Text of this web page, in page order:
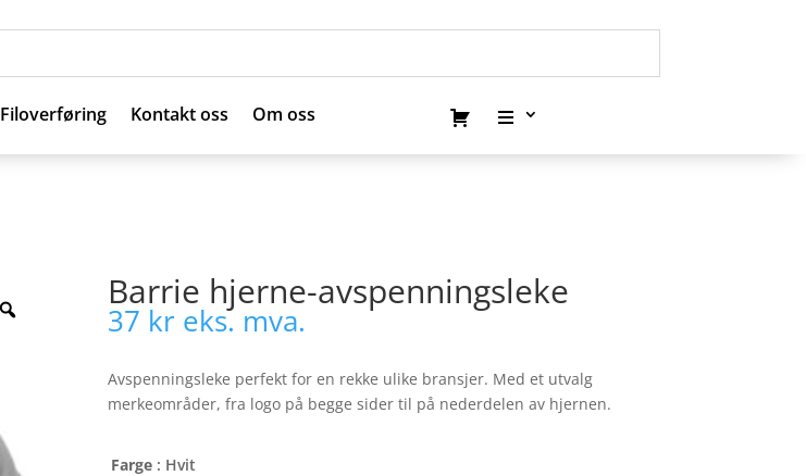
Filoverføring Kontakt oss Om oss
Filoverføring Kontakt oss Om oss
Barrie hjerne-avspenningsleke
37 kr eks. mva.
Avspenningsleke perfekt for en rekke ulike bransjer. Med et utvalg
merkeområder, fra logo på begge sider til på nederdelen av hjernen.
Farge : Hvit